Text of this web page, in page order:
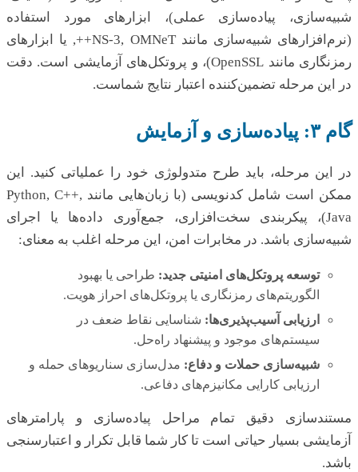
شبیه‌سازی، پیاده‌سازی عملی)، ابزارهای مورد استفاده
(نرم‌افزارهای شبیه‌سازی مانند NS-3, OMNeT++, یا ابزارهای
رمزنگاری مانند OpenSSL)، و پروتکل‌های آزمایشی است. دقت
در این مرحله تضمین‌کننده اعتبار نتایج شماست.
گام ۳: پیاده‌سازی و آزمایش
در این مرحله، باید طرح متدولوژی خود را عملیاتی کنید. این
ممکن است شامل کدنویسی (با زبان‌هایی مانند Python, C++,
Java)، پیکربندی سخت‌افزاری، جمع‌آوری داده‌ها یا اجرای
شبیه‌سازی باشد. در مخابرات امن، این مرحله اغلب به معنای:
توسعه پروتکل‌های امنیتی جدید: طراحی یا بهبود
الگوریتم‌های رمزنگاری یا پروتکل‌های احراز هویت.
ارزیابی آسیب‌پذیری‌ها: شناسایی نقاط ضعف در
سیستم‌های موجود و پیشنهاد راه‌حل.
شبیه‌سازی حملات و دفاع: مدل‌سازی سناریوهای حمله و
ارزیابی کارایی مکانیزم‌های دفاعی.
مستندسازی دقیق تمام مراحل پیاده‌سازی و پارامترهای
آزمایشی بسیار حیاتی است تا کار شما قابل تکرار و اعتبارسنجی
باشد.